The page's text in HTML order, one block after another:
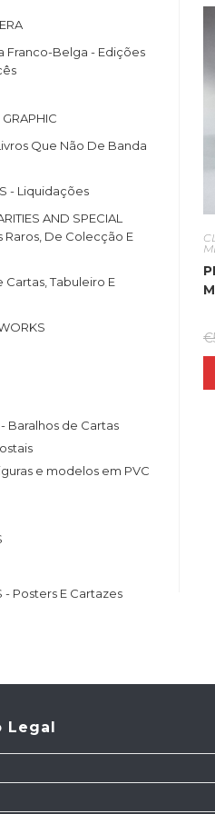
Franco-Belga - Edições
Que Não De Banda
- Liquidações
AND SPECIAL
Raros, De Colecção E
Cartas, Tabuleiro E
- Baralhos de Cartas
e modelos em PVC
- Posters E Cartazes
€
Legal